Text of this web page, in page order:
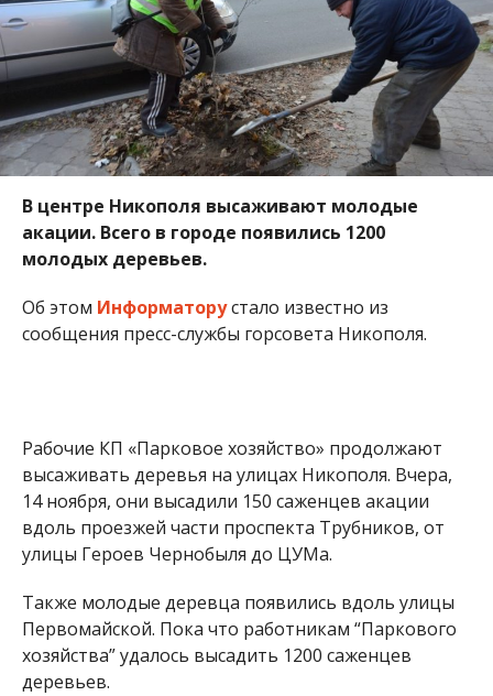
В центре Никополя высаживают молодые
акации. Всего в городе появились 1200
молодых деревьев.
Об этом Информаторустало известно из
сообщения пресс-службы горсовета Никополя.
Рабочие КП «Парковое хозяйство» продолжают
высаживать деревья на улицах Никополя. Вчера,
14 ноября, они высадили 150 саженцев акации
вдоль проезжей части проспекта Трубников, от
улицы Героев Чернобыля до ЦУМа.
Также молодые деревца появились вдоль улицы
Первомайской. Пока что работникам “Паркового
хозяйства” удалось высадить 1200 саженцев
деревьев.